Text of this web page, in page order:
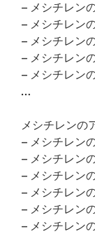
– メシチレン
– メシチレン
– メシチレン
– メシチレン
– メシチレン
…
メシチレンの
– メシチレン
– メシチレン
– メシチレン
– メシチレン
– メシチレン
– メシチレン